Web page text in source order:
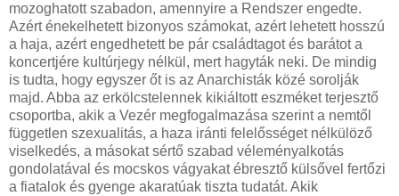
mozoghatott szabadon, amennyire a Rendszer engedte.
Azért énekelhetett bizonyos számokat, azért lehetett hosszú
a haja, azért engedhetett be pár családtagot és barátot a
koncertjére kultúrjegy nélkül, mert hagyták neki. De mindig
is tudta, hogy egyszer őt is az Anarchisták közé sorolják
majd. Abba az erkölcstelennek kikiáltott eszméket terjesztő
csoportba, akik a Vezér megfogalmazása szerint a nemtől
független szexualitás, a haza iránti felelősséget nélkülöző
viselkedés, a másokat sértő szabad véleményalkotás
gondolatával és mocskos vágyakat ébresztő külsővel fertőzi
a fiatalok és gyenge akaratúak tiszta tudatát. Akik